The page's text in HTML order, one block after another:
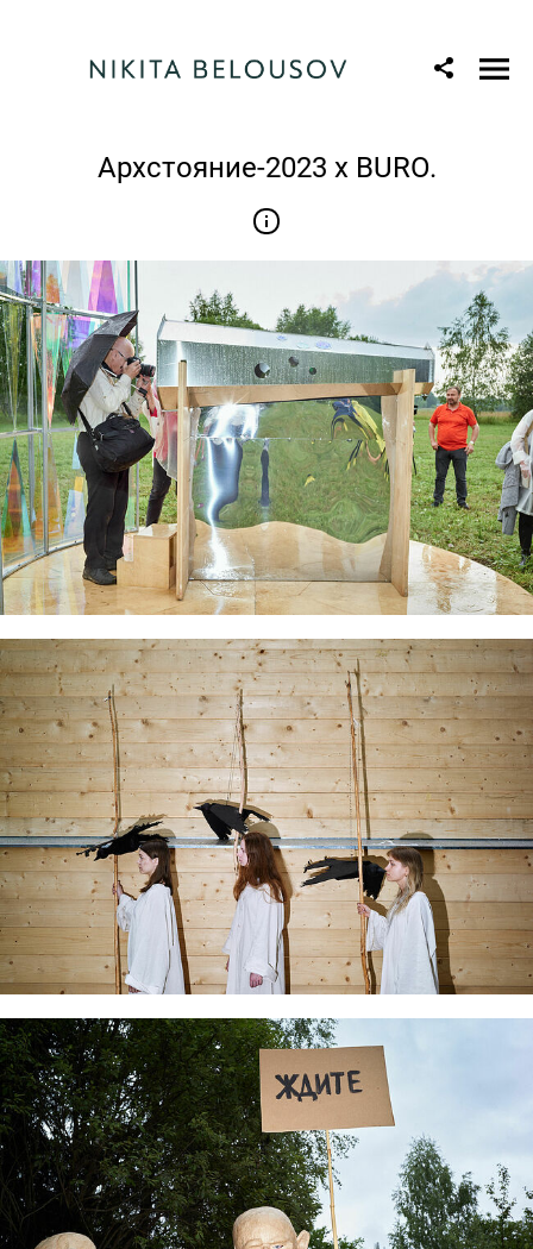
Архстояние-2023 x BURO.